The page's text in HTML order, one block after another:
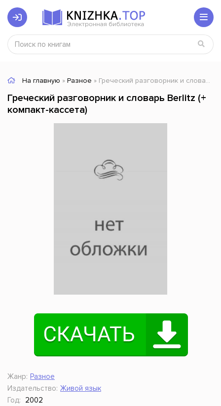
На главную » Разное » Греческий разговорник и словарь Berlitz (+ компакт-кассета)
Греческий разговорник и словарь Berlitz (+
компакт-кассета)
Жанр: Разное
Издательство: Живой язык
Год:
2002